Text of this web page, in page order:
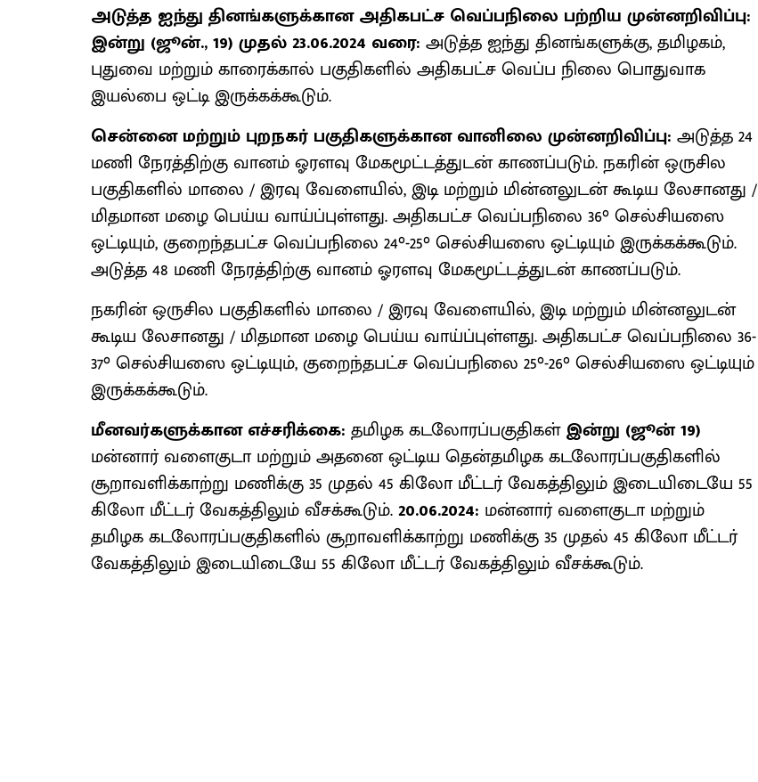
அடுத்த ஐந்து தினங்களுக்கான அதிகபட்ச வெப்பநிலை பற்றிய முன்னறிவிப்பு:
இன்று (ஜூன்., 19) முதல் 23.06.2024 வரை: அடுத்த ஐந்து தினங்களுக்கு, தமிழகம்,
புதுவை மற்றும் காரைக்கால் பகுதிகளில் அதிகபட்ச வெப்ப நிலை பொதுவாக
இயல்பை ஒட்டி இருக்கக்கூடும்.
சென்னை மற்றும் புறநகர் பகுதிகளுக்கான வானிலை முன்னறிவிப்பு: அடுத்த 24
மணி நேரத்திற்கு வானம் ஓரளவு மேகமூட்டத்துடன் காணப்படும். நகரின் ஒருசில
பகுதிகளில் மாலை / இரவு வேளையில், இடி மற்றும் மின்னலுடன் கூடிய லேசானது /
மிதமான மழை பெய்ய வாய்ப்புள்ளது. அதிகபட்ச வெப்பநிலை 36° செல்சியஸை
ஒட்டியும், குறைந்தபட்ச வெப்பநிலை 24°-25° செல்சியஸை ஒட்டியும் இருக்கக்கூடும்.
அடுத்த 48 மணி நேரத்திற்கு வானம் ஓரளவு மேகமூட்டத்துடன் காணப்படும்.
நகரின் ஒருசில பகுதிகளில் மாலை / இரவு வேளையில், இடி மற்றும் மின்னலுடன்
கூடிய லேசானது / மிதமான மழை பெய்ய வாய்ப்புள்ளது. அதிகபட்ச வெப்பநிலை 36-
37° செல்சியஸை ஒட்டியும், குறைந்தபட்ச வெப்பநிலை 25°-26° செல்சியஸை ஒட்டியும்
இருக்கக்கூடும்.
மீனவர்களுக்கான எச்சரிக்கை: தமிழக கடலோரப்பகுதிகள்இன்று (ஜூன் 19)
மன்னார் வளைகுடா மற்றும் அதனை ஒட்டிய தென்தமிழக கடலோரப்பகுதிகளில்
சூறாவளிக்காற்று மணிக்கு 35 முதல் 45 கிலோ மீட்டர் வேகத்திலும் இடையிடையே 55
கிலோ மீட்டர் வேகத்திலும் வீசக்கூடும்.20.06.2024: மன்னார் வளைகுடா மற்றும்
தமிழக கடலோரப்பகுதிகளில் சூறாவளிக்காற்று மணிக்கு 35 முதல் 45 கிலோ மீட்டர்
வேகத்திலும் இடையிடையே 55 கிலோ மீட்டர் வேகத்திலும் வீசக்கூடும்.